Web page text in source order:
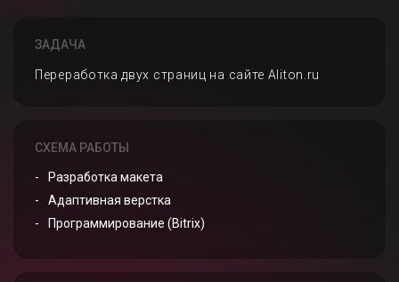
ЗАДАЧА
Переработка двух страниц на сайте Aliton.ru
СХЕМА РАБОТЫ
Разработка макета
Адаптивная верстка
Программирование (Bitrix)